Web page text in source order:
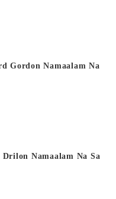
Gordon Namaalam Na
Namaalam Na Sa